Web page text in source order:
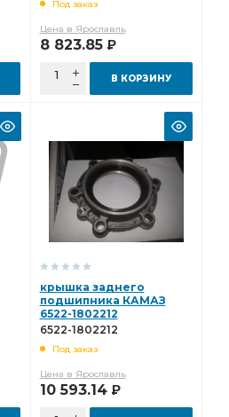
Под заказ
Цена в Ярославль
8 823.85 Р
В КОРЗИНУ
крышка заднего
подшипника КАМАЗ
6522-1802212
6522-1802212
Под заказ
Цена в Ярославль
10 593.14 Р